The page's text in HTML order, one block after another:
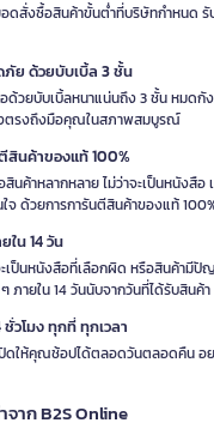
ดสั่งซื้อสินค้าขั้นต่ำที่บริษัทกำหนด
ย ด้วยบับเบิ้ล 3 ชั้น
ด้วยบับเบิ้ลหนาแน่นถึง 3 ชั้น หมดกัง
ตรงถึงมือคุณในสภาพสมบูรณ์
สินค้าของแท้ 100%
นค้าหลากหลาย ไม่ว่าจะเป็นหนังสือ
จ ด้วยการการันตีสินค้าของแท้
น 14 วัน
ะเป็นหนังสือที่เลือกผิด หรือสินค้ามี
ภายใน 14 วันนับจากวันที่ได้รับสินค้า
วโมง ทุกที่ ทุกเวลา
ดให้คุณช้อปได้ตลอดวันตลอดคืน อย
าก B2S Online